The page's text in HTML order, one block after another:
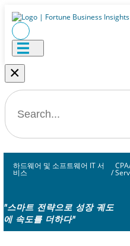
×
하드웨어 및 소프트웨어 IT 서
비스 /
"스마트 전략으로 성장 궤도
에 속도를 더하다"